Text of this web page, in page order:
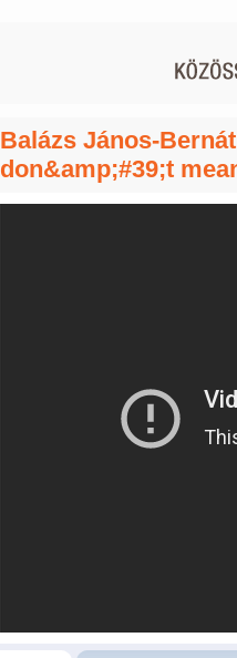
Balázs János-
don&amp;#39;t